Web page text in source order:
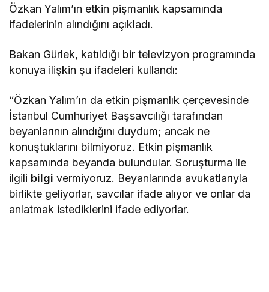
Özkan Yalım’ın etkin pişmanlık kapsamında
ifadelerinin alındığını açıkladı.
Bakan Gürlek, katıldığı bir televizyon programında
konuya ilişkin şu ifadeleri kullandı:
“Özkan Yalım’ın da etkin pişmanlık çerçevesinde
İstanbul Cumhuriyet Başsavcılığı tarafından
beyanlarının alındığını duydum; ancak ne
konuştuklarını bilmiyoruz. Etkin pişmanlık
kapsamında beyanda bulundular. Soruşturma ile
ilgili bilgi vermiyoruz. Beyanlarında avukatlarıyla
birlikte geliyorlar, savcılar ifade alıyor ve onlar da
anlatmak istediklerini ifade ediyorlar.